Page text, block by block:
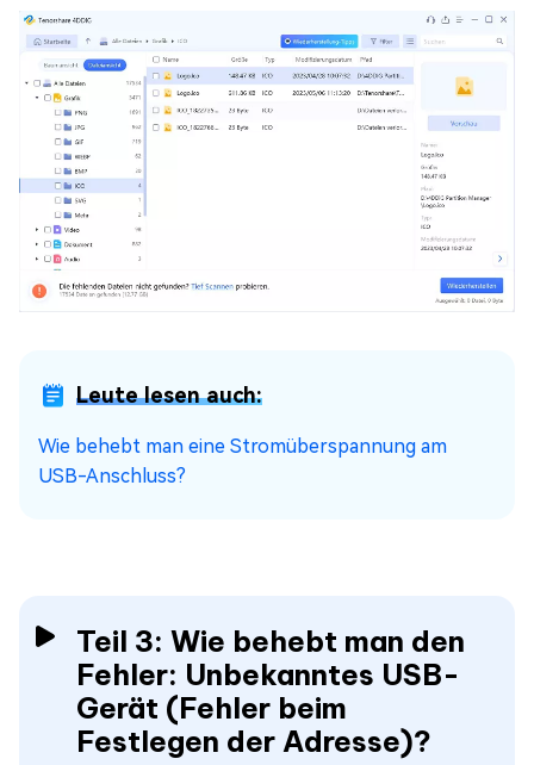
Leute lesen auch:
Wie behebt man eine Stromüberspannung am
USB-Anschluss?
Teil 3: Wie behebt man den
Fehler: Unbekanntes USB-
Gerät (Fehler beim
Festlegen der Adresse)?